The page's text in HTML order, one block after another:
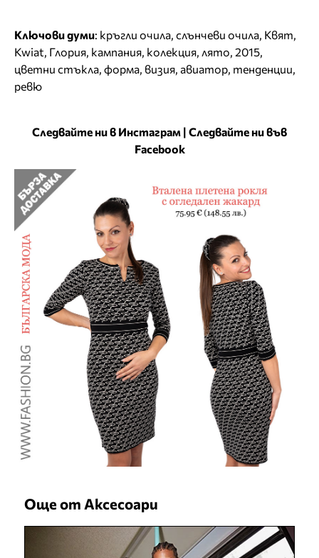
Ключови думи: кръгли очила, слънчеви очила, Квят,
Kwiat, Глория, кампания, колекция, лято, 2015,
цветни стъкла, форма, визия, авиатор, тенденции,
ревю
Следвайте ни в Инстаграм | Следвайте ни във
Facebook
Още от Аксесоари